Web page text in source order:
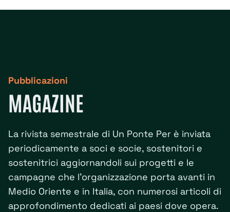
Pubblicazioni
MAGAZINE
La rivista semestrale di Un Ponte Per è inviata
periodicamente a soci e socie, sostenitori e
sostenitrici aggiornandoli sui progetti e le
campagne che l'organizzazione porta avanti in
Medio Oriente e in Italia, con numerosi articoli di
approfondimento dedicati ai paesi dove opera.